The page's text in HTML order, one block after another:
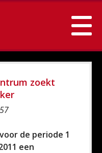
zoekt
de periode 1
een